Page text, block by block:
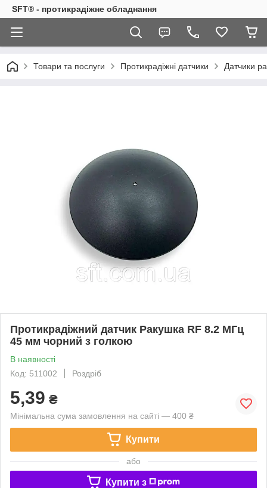
SFT® - протикрадіжне обладнання
Товари та послуги Протикрадіжні датчики Датчики
Протикрадіжний датчик Ракушка RF 8.2 МГц
45 мм чорний з голкою
В наявності
Код: 511002
Роздріб
5,39 ₴
Мінімальна сума замовлення на сайті — 400 ₴
Купити
або
Купити з